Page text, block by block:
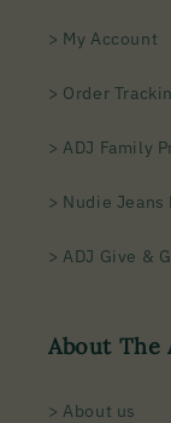
> My Account
> Order
> ADJ Family
> Nudie Jeans
> ADJ Give &
About The
> About us